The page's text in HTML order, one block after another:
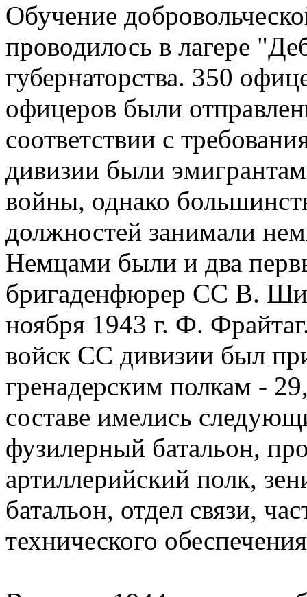
Обучение
проводилось в лагере
губернаторства. 350
офицеров были
соответствии с
дивизии были
войны, однако
должностей занимали
Немцами были и два
бригаденфюрер СС В.
ноября 1943 г. Ф.
войск СC дивизии был
гренадерским полкам -
составе имелись
фузилерный батальон,
артиллерийский полк,
батальон, отдел связи,
технического